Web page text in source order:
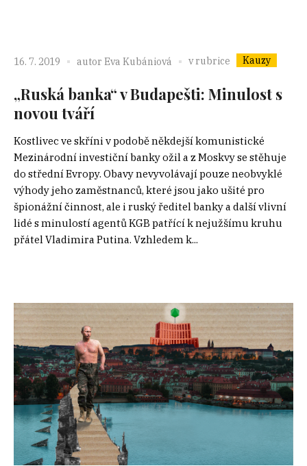
16. 7. 2019 autor Eva Kubániová v rubrice Kauzy
„Ruská banka“ v Budapešti: Minulost s
novou tváří
Kostlivec ve skříni v podobě někdejší komunistické
Mezinárodní investiční banky ožil a z Moskvy se stěhuje
do střední Evropy. Obavy nevyvolávají pouze neobvyklé
výhody jeho zaměstnanců, které jsou jako ušité pro
špionážní činnost, ale i ruský ředitel banky a další vlivní
lidé s minulostí agentů KGB patřící k nejužšímu kruhu
přátel Vladimira Putina. Vzhledem k...